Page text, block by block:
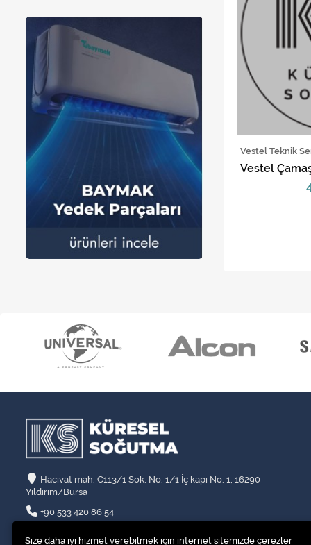
Vestel Teknik
Vestel
Hacıvat mah. C113/1 Sok. No: 1/1 İç kapı No: 1, 16290
Yıldırım/Bursa
+90 533 420 86 54
Size daha iyi hizmet verebilmek için internet sitemizde çerezler